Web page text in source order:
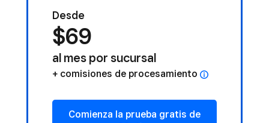
Desde
$69
al mes por sucursal
comisiones de procesamiento
Comienza la prueba gratis de